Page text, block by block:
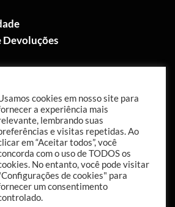
Devoluções
Segunda à Sábado.
das 9h às 19h
18h
17h
cookies em nosso site para
a experiência mais
lembrando suas
e visitas repetidas. Ao
em “Aceitar todos”, você
com o uso de TODOS os
No entanto, você pode visitar
de cookies" para
um consentimento